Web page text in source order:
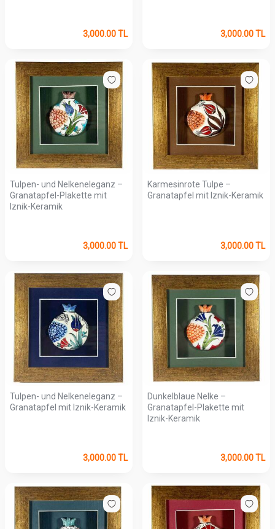
3,000.00TL 3,000.00TL
Tulpen- und Nelkeneleganz –
Granatapfel-Plakette mit
Iznik-Keramik
3,000.00TL
Karmesinrote Tulpe –
Granatapfel mit Iznik-Keramik
3,000.00TL
Tulpen- und Nelkeneleganz –
Granatapfel mit Iznik-Keramik
3,000.00TL
Dunkelblaue Nelke –
Granatapfel-Plakette mit
Iznik-Keramik
3,000.00TL